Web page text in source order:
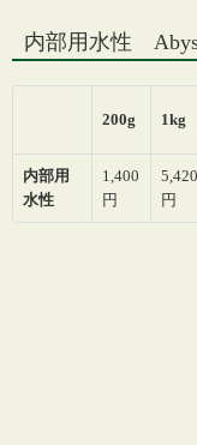
内部用水性
200g 1kg
内部用
水性
1,400
円
5,420
円